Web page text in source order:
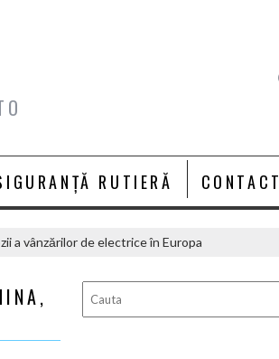
RUTIERĂ CONTACT
a vânzărilor de electrice în Europa